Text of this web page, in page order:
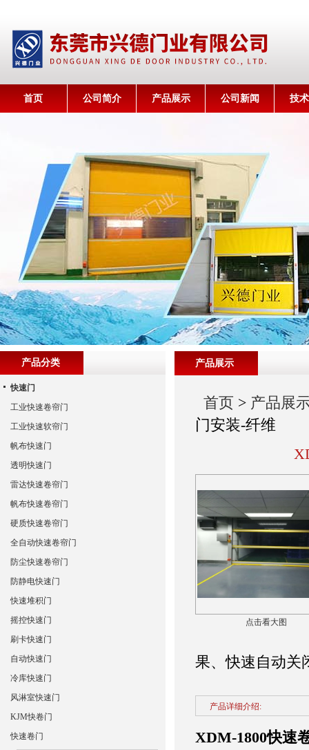
首页 公司简介 产品展示 公司新闻 技
产品展示
首页 > 产品展
门安装-纤维
点击看大图
果、快速自动关
产品详细介绍:
XDM-1800快速
产品分类
快速门
工业快速卷帘门
工业快速软帘门
帆布快速门
透明快速门
雷达快速卷帘门
帆布快速卷帘门
硬质快速卷帘门
全自动快速卷帘门
防尘快速卷帘门
防静电快速门
快速堆积门
摇控快速门
刷卡快速门
自动快速门
冷库快速门
风淋室快速门
KJM快卷门
快速卷门